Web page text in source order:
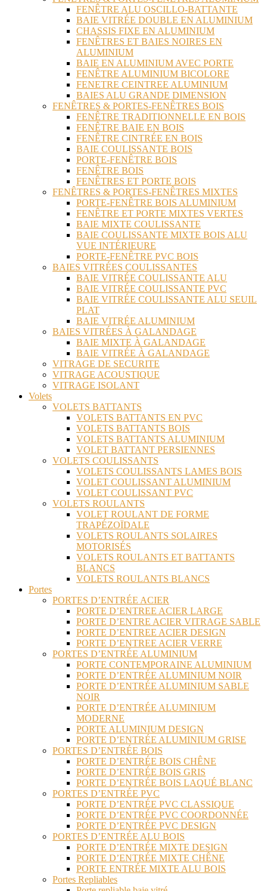
FENÊTRE ALU OSCILLO-BATTANTE
BAIE VITRÉE DOUBLE EN ALUMINIUM
CHASSIS FIXE EN ALUMINIUM
FENÊTRES ET BAIES NOIRES EN
ALUMINIUM
BAIE EN ALUMINIUM AVEC PORTE
FENÊTRE ALUMINIUM BICOLORE
FENETRE CEINTREE ALUMINIUM
BAIES ALU GRANDE DIMENSION
FENÊTRES & PORTES-FENÊTRES BOIS
FENÊTRE TRADITIONNELLE EN BOIS
FENÊTRE BAIE EN BOIS
FENÊTRE CINTRÉE EN BOIS
BAIE COULISSANTE BOIS
PORTE-FENÊTRE BOIS
FENÊTRE BOIS
FENÊTRES ET PORTE BOIS
FENÊTRES & PORTES-FENÊTRES MIXTES
PORTE-FENÊTRE BOIS ALUMINIUM
FENÊTRE ET PORTE MIXTES VERTES
BAIE MIXTE COULISSANTE
BAIE COULISSANTE MIXTE BOIS ALU
VUE INTÉRIEURE
PORTE-FENÊTRE PVC BOIS
BAIES VITRÉES COULISSANTES
BAIE VITRÉE COULISSANTE ALU
BAIE VITRÉE COULISSANTE PVC
BAIE VITRÉE COULISSANTE ALU SEUIL
PLAT
BAIE VITRÉE ALUMINIUM
BAIES VITRÉES À GALANDAGE
BAIE MIXTE À GALANDAGE
BAIE VITRÉE À GALANDAGE
VITRAGE DE SECURITE
VITRAGE ACOUSTIQUE
VITRAGE ISOLANT
Volets
VOLETS BATTANTS
VOLETS BATTANTS EN PVC
VOLETS BATTANTS BOIS
VOLETS BATTANTS ALUMINIUM
VOLET BATTANT PERSIENNES
VOLETS COULISSANTS
VOLETS COULISSANTS LAMES BOIS
VOLET COULISSANT ALUMINIUM
VOLET COULISSANT PVC
VOLETS ROULANTS
VOLET ROULANT DE FORME
TRAPÉZOÏDALE
VOLETS ROULANTS SOLAIRES
MOTORISÉS
VOLETS ROULANTS ET BATTANTS
BLANCS
VOLETS ROULANTS BLANCS
Portes
PORTES D’ENTRÉE ACIER
PORTE D’ENTREE ACIER LARGE
PORTE D’ENTRE ACIER VITRAGE SABLE
PORTE D’ENTREE ACIER DESIGN
PORTE D’ENTREE ACIER VERRE
PORTES D’ENTRÉE ALUMINIUM
PORTE CONTEMPORAINE ALUMINIUM
PORTE D’ENTRÉE ALUMINIUM NOIR
PORTE D’ENTRÉE ALUMINIUM SABLE
NOIR
PORTE D’ENTRÉE ALUMINIUM
MODERNE
PORTE ALUMINIUM DESIGN
PORTE D’ENTRÉE ALUMINIUM GRISE
PORTES D’ENTRÉE BOIS
PORTE D’ENTRÉE BOIS CHÊNE
PORTE D’ENTRÉE BOIS GRIS
PORTE D’ENTRÉE BOIS LAQUÉ BLANC
PORTES D’ENTRÉE PVC
PORTE D’ENTRÉE PVC CLASSIQUE
PORTE D’ENTRÉE PVC COORDONNÉE
PORTE D’ENTRÉE PVC DESIGN
PORTES D’ENTRÉE ALU BOIS
PORTE D’ENTRÉE MIXTE DESIGN
PORTE D’ENTRÉE MIXTE CHÊNE
PORTE ENTRÉE MIXTE ALU BOIS
Portes Repliables